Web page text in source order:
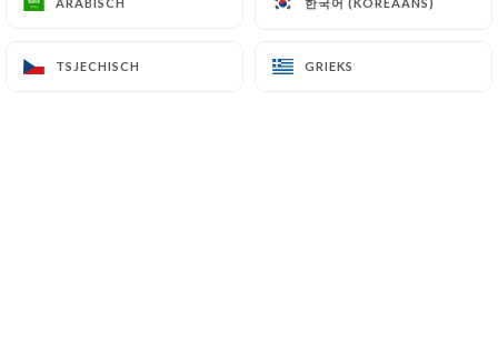
TSJECHISCH GRIEKS
TSJECHISCH GRIEKS